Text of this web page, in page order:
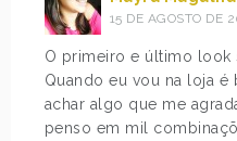
15 DE AGOSTO DE
O primeiro e último look
Quando eu vou na loja é
achar algo que me
penso em mil